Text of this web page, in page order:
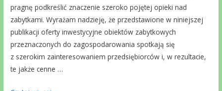
pragnę podkreślić znaczenie szeroko pojętej opieki nad
zabytkami. Wyrażam nadzieję, że przedstawione w niniejszej
publikacji oferty inwestycyjne obiektów zabytkowych
przeznaczonych do zagospodarowania spotkają się
z szerokim zainteresowaniem przedsiębiorców i, w rezultacie,
te jakże cenne …